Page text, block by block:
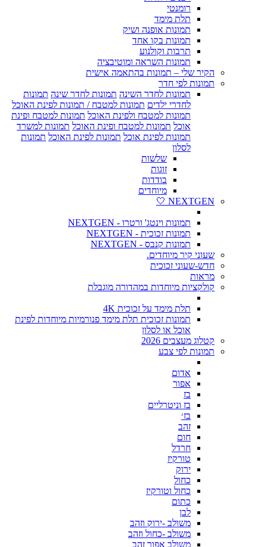
רומנטי
תלת מימד
תמונות אופנה ושיק
תמונות בקו אחד
תרבות וקולנוע
תמונות השראה ומוטיבציה
הקיר שלי – תמונות בהתאמה אישית
תמונות לפי חדר
תמונות לחדר השינה תמונות לחדר שינה תמונות
לחדרי ילדים תמונות למטבח / תמונות לפינת האוכל
תמונות למטבח ולפינת האוכל תמונות למטבח ופינת
אוכל תמונות למטבח ופינת האוכל תמונות למשרד
תמונות לפינת אוכל תמונות לפינת האוכל תמונות
לסלון
שלשות
זוגות
בודדות
מיוחדים
NEXTGEN 🤍
תמונות וינטג' ורטרו - NEXTGEN
תמונות זכוכית - NEXTGEN
תמונות קנבס - NEXTGEN
שעוני קיר מיוחדים.
חדש-שעוני זכוכית
מראות
קולקציות מיוחדות במהדורה מוגבלת
תלת מימד על זכוכית 4K
תמונות זכוכית תלת מימד פנורמיות מיוחדות לפינת
אוכל או לסלון
קטלוג מעצבים 2026
תמונות לפי צבע
אדום
אפור
בז
בז וניטרליים
בז׳
זהב
חום
חרדל
טורקיז
ירוק
כחול
כחול וטורקיז
כתום
לבן
משולב -ירוק וזהב
משולב -כחול וזהב
משולב אפור זהב